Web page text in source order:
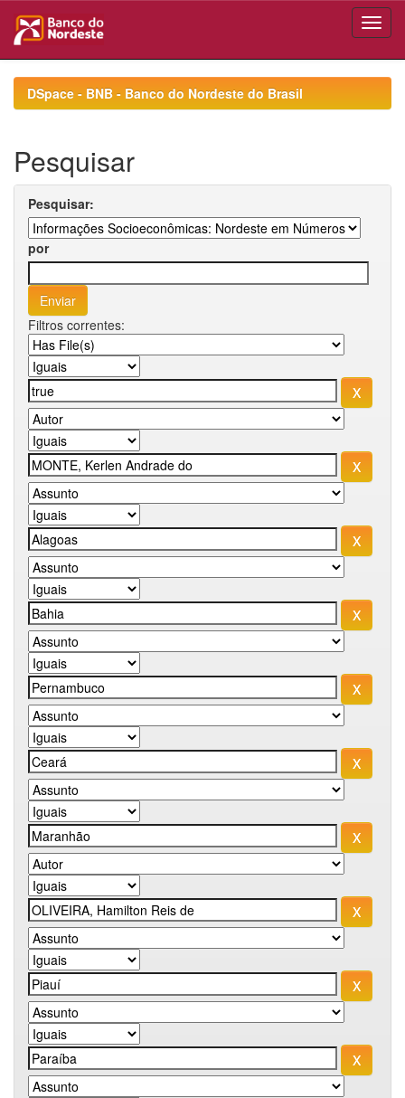
navigationDSpace - BNB - Banco do Nordeste do Brasil
Pesquisar
Pesquisar:
por
Filtros correntes: